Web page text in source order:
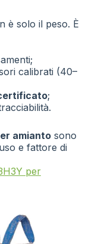
è solo il peso. È
calibrati (40–
;
amiantosono
e fattore di
per